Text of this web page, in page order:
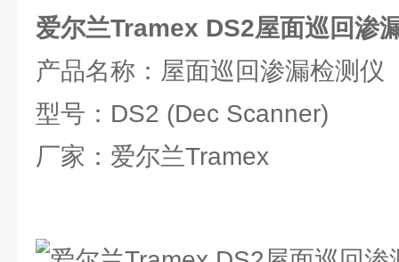
爱尔兰Tramex DS2屋面巡回渗
产品名称：屋面巡回渗漏检测仪
型号：DS2 (Dec Scanner)
厂家：爱尔兰Tramex